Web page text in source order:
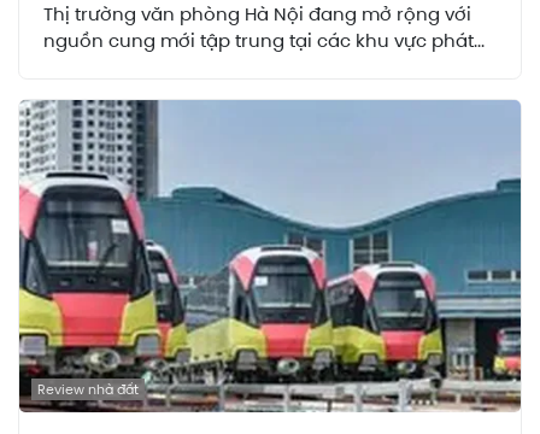
Thị trường văn phòng Hà Nội đang mở rộng với
nguồn cung mới tập trung tại các khu vực phát...
Review nhà đất